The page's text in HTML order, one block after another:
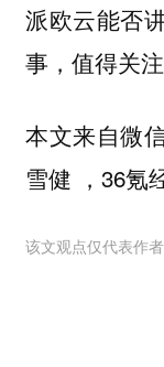
派欧云能否
事，值得关注
本文来自微
雪健 ，36氪
该文观点仅代表作